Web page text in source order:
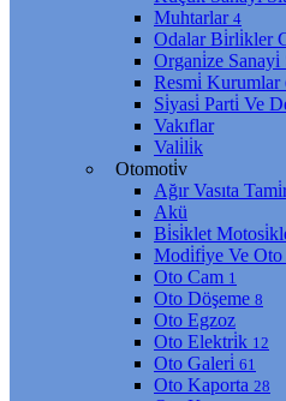
Muhtarlar 4
Odalar Bi̇rli̇kler
Organi̇ze Sanayi̇
Resmi̇ Kurumlar
Si̇yasi̇ Parti̇ Ve
Vakıflar
Vali̇li̇k
Otomoti̇v
Ağır Vasıta
Akü
Bi̇si̇klet
Modi̇fi̇ye Ve Oto
Oto Cam 1
Oto Döşeme 8
Oto Egzoz
Oto Elektri̇k 12
Oto Galeri̇ 61
Oto Kaporta 28